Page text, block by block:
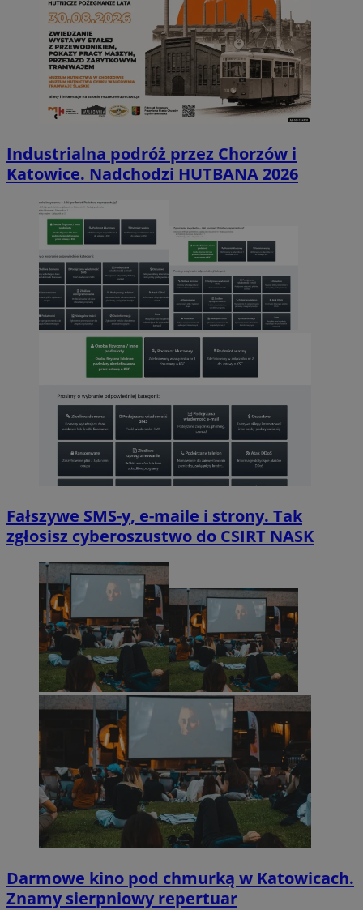
Industrialna podróż przez Chorzów i
Katowice. Nadchodzi HUTBANA 2026
Fałszywe SMS-y, e-maile i strony. Tak
zgłosisz cyberoszustwo do CSIRT NASK
Darmowe kino pod chmurką w Katowicach.
Znamy sierpniowy repertuar